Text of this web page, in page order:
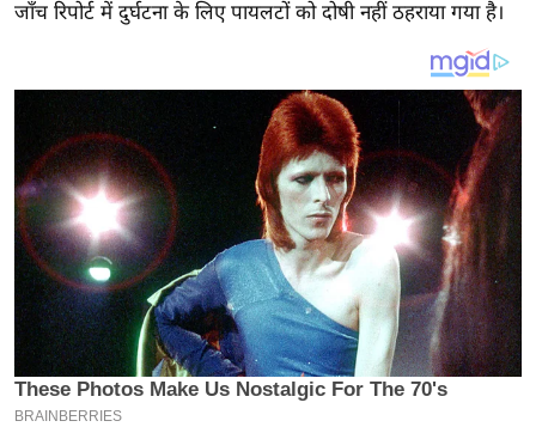
ब
ल
क्रि
के
ट
I
P
L
2
0
जाँच रिपोर्ट में दुर्घटना के लिए पायलटों को दोषी नहीं ठहराया गया है।